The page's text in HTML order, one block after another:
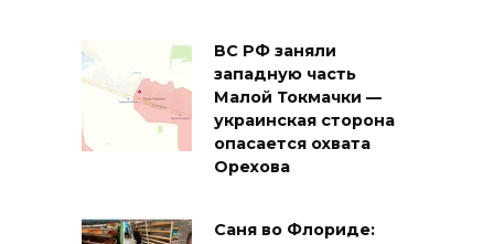
ВС РФ заняли
западную часть
Малой Токмачки —
украинская сторона
опасается охвата
Орехова
Саня во Флориде: